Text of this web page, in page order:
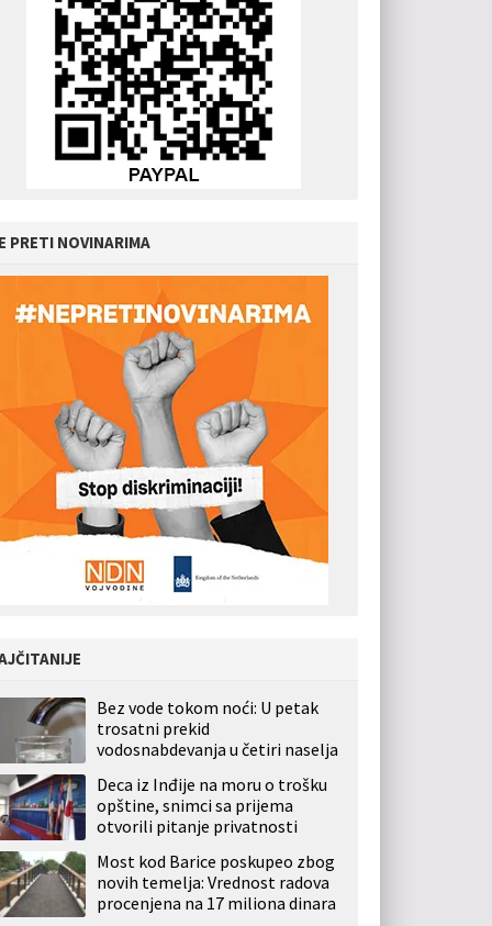
PRETI NOVINARIMA
Bez vode tokom noći: U petak
trosatni prekid
vodosnabdevanja u četiri naselja
Deca iz Inđije na moru o trošku
opštine, snimci sa prijema
otvorili pitanje privatnosti
Most kod Barice poskupeo zbog
novih temelja: Vrednost radova
procenjena na 17 miliona dinara